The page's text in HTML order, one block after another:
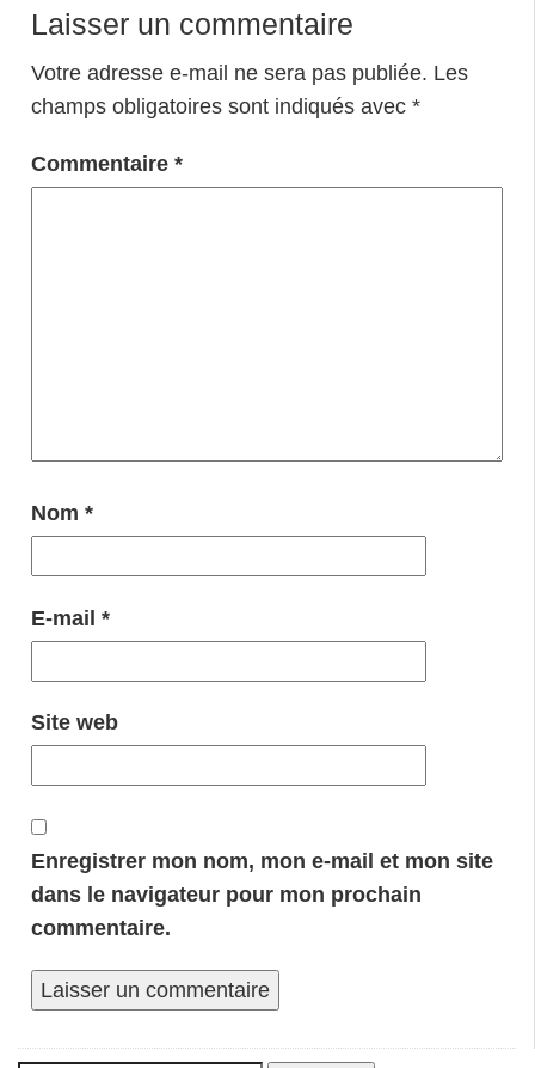
Laisser un commentaire
Votre adresse e-mail ne sera pas publiée. Les
champs obligatoires sont indiqués avec *
Commentaire *
Nom *
E-mail *
Site web
Enregistrer mon nom, mon e-mail et mon site
dans le navigateur pour mon prochain
commentaire.